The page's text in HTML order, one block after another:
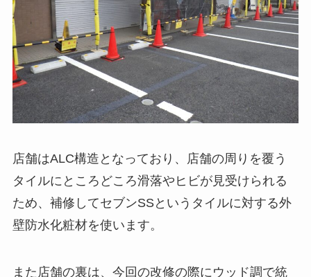
店舗はALC構造となっており、店舗の周りを覆う
タイルにところどころ滑落やヒビが見受けられる
ため、補修してセブンSSというタイルに対する外
壁防水化粧材を使います。
また店舗の裏は、今回の改修の際にウッド調で統